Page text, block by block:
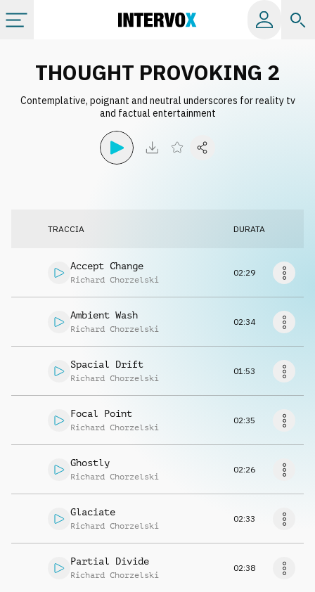
Album
Licenze
Info
Richiedi musica
THOUGHT PROVOKING 2
Contemplative, poignant and neutral underscores for reality tv
and factual entertainment
TRACCIA DURATA
Accept Change
Richard Chorzelski
02:29
Ambient Wash
Richard Chorzelski
02:34
Spacial Drift
Richard Chorzelski
01:53
Focal Point
Richard Chorzelski
02:35
Ghostly
Richard Chorzelski
02:26
Glaciate
Richard Chorzelski
02:33
Partial Divide
Richard Chorzelski
02:38